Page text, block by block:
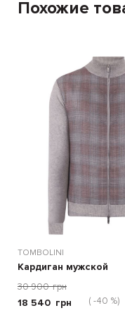
Похожие
TOMBOLINI
Кардиган мужской
30 900 грн
18 540 грн ( -40 %)